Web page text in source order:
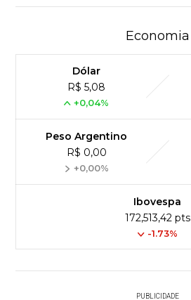
Economia
Dólar
R$ 5,08
+0,04%
Peso Argentino
R$ 0,00
+0,00%
Ibovespa
172,513,42 pts
-1.73%
PUBLICIDADE